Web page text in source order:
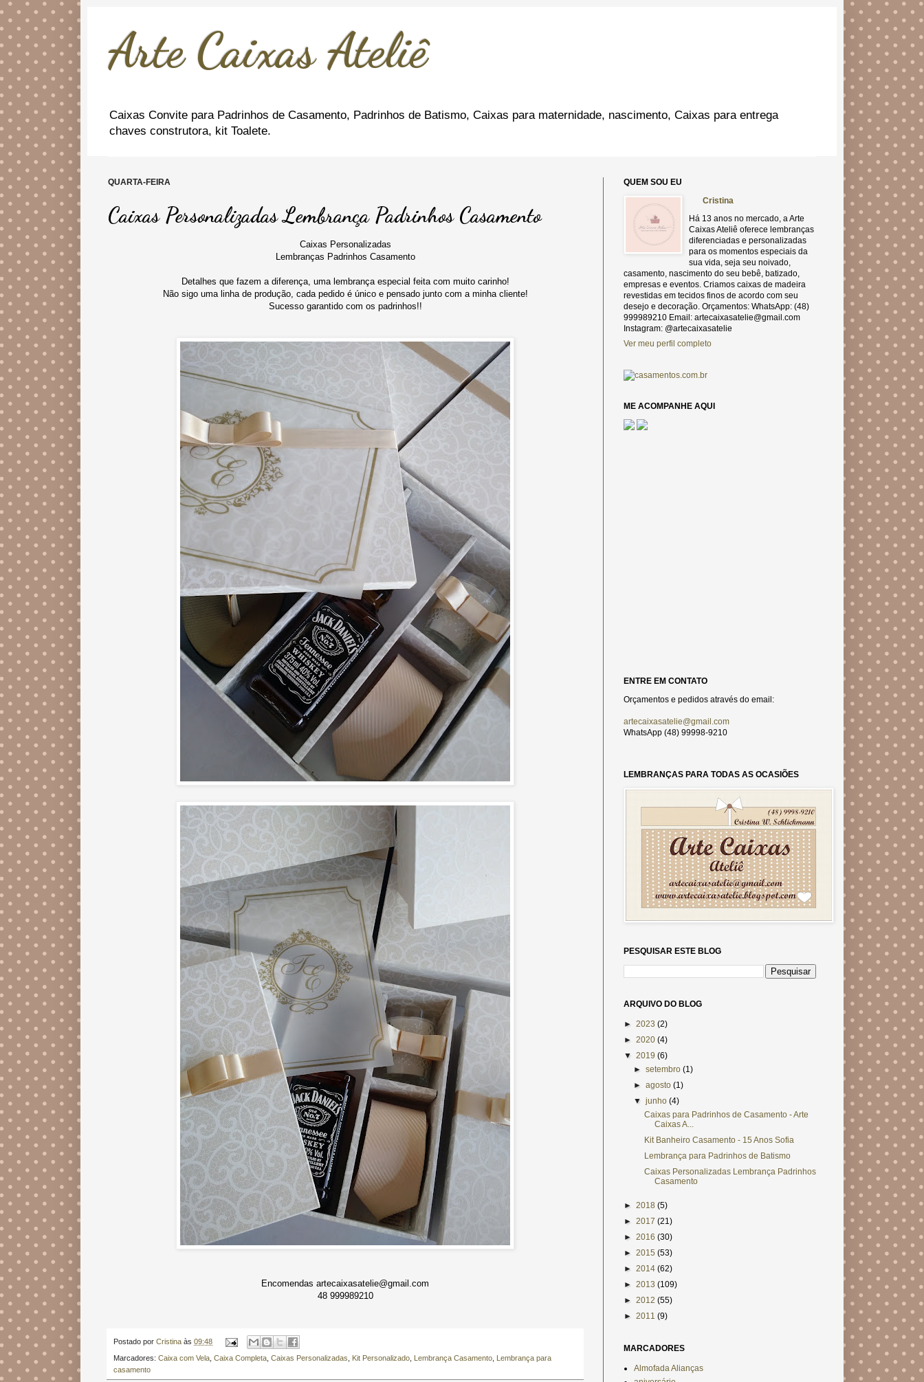
Arte Caixas Ateliê
Caixas Convite para Padrinhos de Casamento, Padrinhos de Batismo, Caixas para maternidade, nascimento, Caixas para entrega
chaves construtora, kit Toalete.
QUARTA-FEIRA
Caixas Personalizadas Lembrança Padrinhos Casamento
Caixas Personalizadas
Lembranças Padrinhos Casamento
Detalhes que fazem a diferença, uma lembrança especial feita com muito carinho!
Não sigo uma linha de produção, cada pedido é único e pensado junto com a minha cliente!
Sucesso garantido com os padrinhos!!
Encomendas artecaixasatelie@gmail.com
48 999989210
Postado por Cristina às 09:48
Marcadores: Caixa com Vela, Caixa Completa, Caixas Personalizadas, Kit Personalizado, Lembrança Casamento, Lembrança para
casamento
QUEM SOU EU
Cristina
Há 13 anos no mercado, a Arte
Caixas Ateliê oferece lembranças
diferenciadas e personalizadas
para os momentos especiais da
sua vida, seja seu noivado,
casamento, nascimento do seu bebê, batizado,
empresas e eventos. Criamos caixas de madeira
revestidas em tecidos finos de acordo com seu
desejo e decoração. Orçamentos: WhatsApp: (48)
999989210 Email: artecaixasatelie@gmail.com
Instagram: @artecaixasatelie
Ver meu perfil completo
ME ACOMPANHE AQUI
ENTRE EM CONTATO
Orçamentos e pedidos através do email:
artecaixasatelie@gmail.com
WhatsApp (48) 99998-9210
LEMBRANÇAS PARA TODAS AS OCASIÕES
PESQUISAR ESTE BLOG
ARQUIVO DO BLOG
► 2023 (2)
► 2020 (4)
▼ 2019 (6)
►setembro(1)
►agosto(1)
▼junho(4)
Caixas para Padrinhos de Casamento - Arte
Caixas A...
Kit Banheiro Casamento - 15 Anos Sofia
Lembrança para Padrinhos de Batismo
Caixas Personalizadas Lembrança Padrinhos
Casamento
► 2018 (5)
► 2017 (21)
► 2016 (30)
► 2015 (53)
► 2014 (62)
► 2013 (109)
► 2012 (55)
► 2011 (9)
MARCADORES
Almofada Alianças